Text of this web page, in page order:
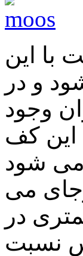
با این
و در
وجود
این کف
می
در
نسبت